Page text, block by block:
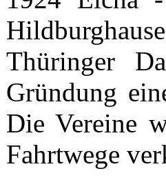
Thüringer
Gründung
Die Vereine
Fahrtwege